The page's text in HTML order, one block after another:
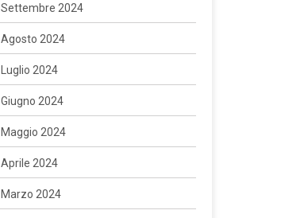
Settembre 2024
Agosto 2024
Luglio 2024
Giugno 2024
Maggio 2024
Aprile 2024
Marzo 2024